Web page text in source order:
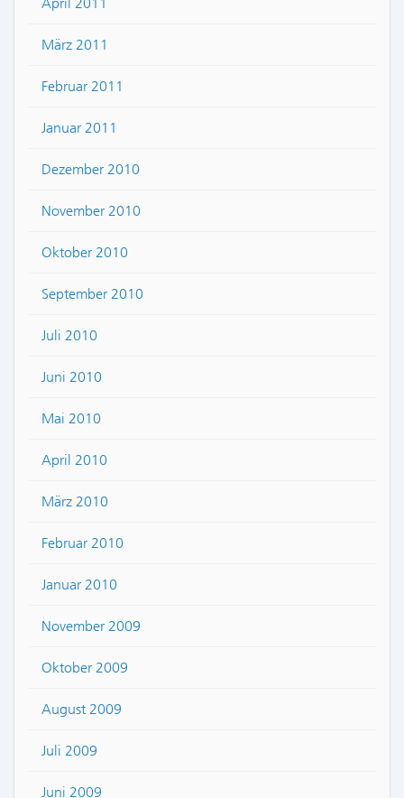
März 2011
Februar 2011
Januar 2011
Dezember 2010
November 2010
Oktober 2010
September 2010
Juli 2010
Juni 2010
Mai 2010
April 2010
März 2010
Februar 2010
Januar 2010
November 2009
Oktober 2009
August 2009
Juli 2009
Juni 2009